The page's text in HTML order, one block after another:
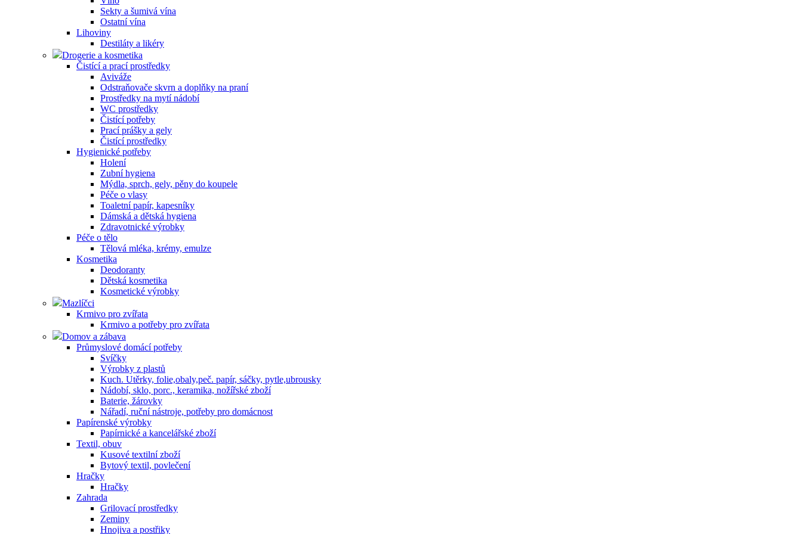
Sekty a šumivá vína
Ostatní vína
Lihoviny
Destiláty a likéry
Drogerie a kosmetika
Čistící a prací prostředky
Aviváže
Odstraňovače skvrn a doplňky na praní
Prostředky na mytí nádobí
WC prostředky
Čistící potřeby
Prací prášky a gely
Čistící prostředky
Hygienické potřeby
Holení
Zubní hygiena
Mýdla, sprch, gely, pěny do koupele
Péče o vlasy
Toaletní papír, kapesníky
Dámská a dětská hygiena
Zdravotnické výrobky
Péče o tělo
Tělová mléka, krémy, emulze
Kosmetika
Deodoranty
Dětská kosmetika
Kosmetické výrobky
Mazlíčci
Krmivo pro zvířata
Krmivo a potřeby pro zvířata
Domov a zábava
Průmyslové domácí potřeby
Svíčky
Výrobky z plastů
Kuch. Utěrky, folie,obaly,peč. papír, sáčky, pytle,ubrousky
Nádobí, sklo, porc., keramika, nožířské zboží
Baterie, žárovky
Nářadí, ruční nástroje, potřeby pro domácnost
Papírenské výrobky
Papírnické a kancelářské zboží
Textil, obuv
Kusové textilní zboží
Bytový textil, povlečení
Hračky
Hračky
Zahrada
Grilovací prostředky
Zeminy
Hnojiva a postřiky